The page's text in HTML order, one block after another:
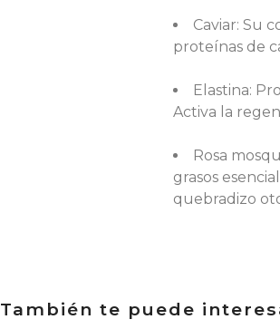
Caviar: Su
proteínas de
Elastina:
Activa la
Rosa
grasos
quebradizo
También te puede